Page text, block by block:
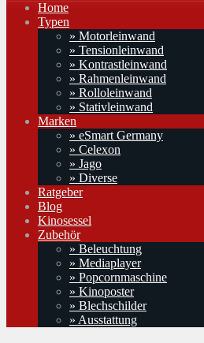
Home
Typen
» Motorleinwand
» Tensionleinwand
» Kontrastleinwand
» Rahmenleinwand
» Rolloleinwand
» Stativleinwand
Marken
» eSmart Germany
» Celexon
» Jago
» Diverse
Ratgeber
Blog
Kinosessel
Zubehör
» Beleuchtung
» Mediaplayer
» Popcornmaschine
» Kinoposter
» Blechschilder
» Ausstattung